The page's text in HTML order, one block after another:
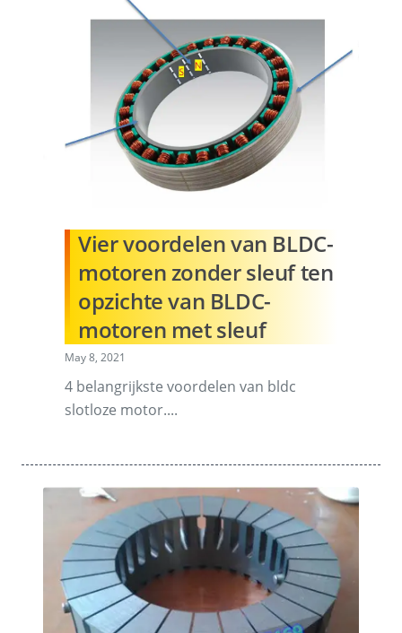
Vier voordelen van BLDC-
motoren zonder sleuf ten
opzichte van BLDC-
motoren met sleuf
May 8, 2021
4 belangrijkste voordelen van bldc
slotloze motor....